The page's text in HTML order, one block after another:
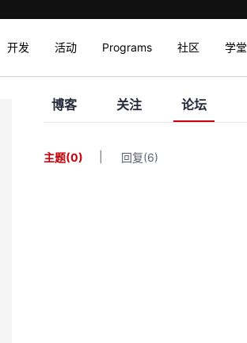
开发 活动 Programs 社区 学堂
博客 关注 论坛
主题(0) 回复(6)